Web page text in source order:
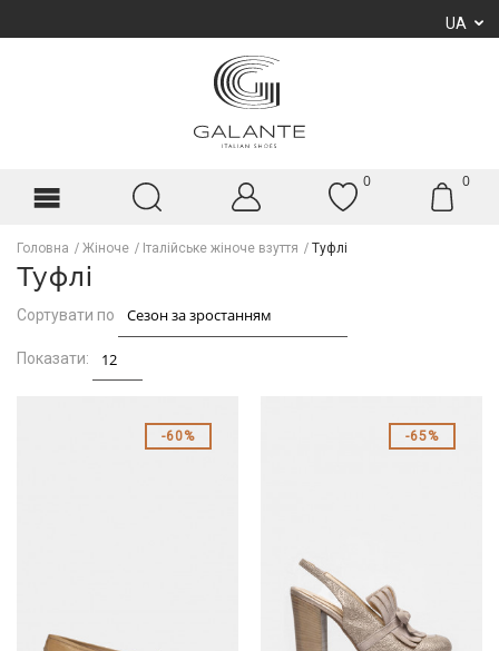
UA
0 0
Головна Жіноче Італійське жіноче взуття Туфлі
Туфлі
Сортувати по
Показати:
60% 65%